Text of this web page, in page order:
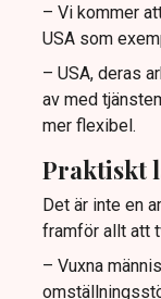
– Vi kommer
USA som
– USA, deras
av med
mer flexibel.
Praktiskt
Det är inte en
framför allt att
– Vuxna